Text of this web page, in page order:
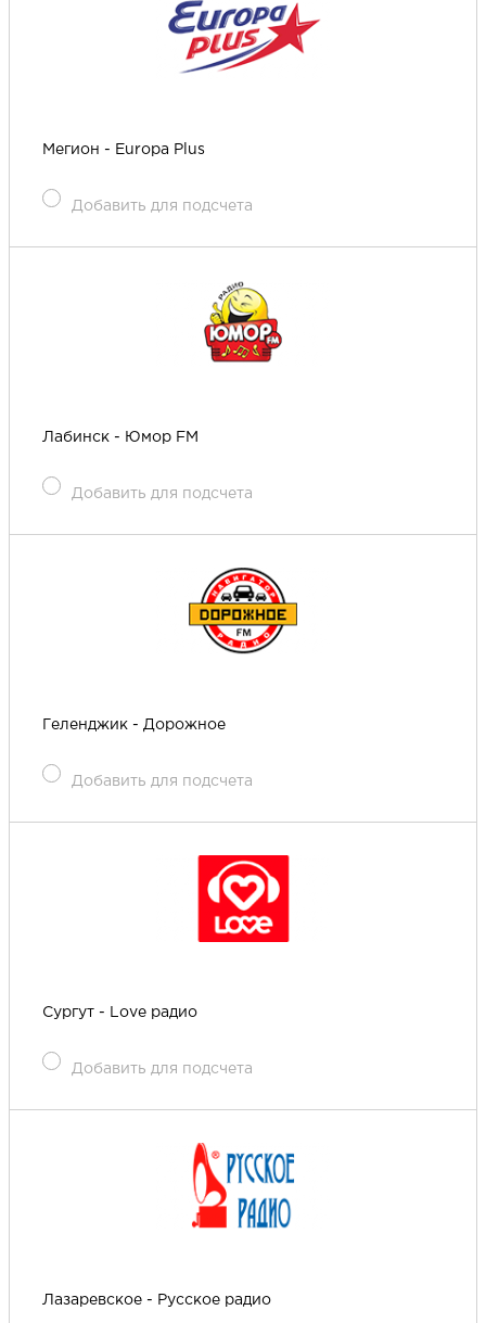
Мегион - Europa Plus
Добавить для подсчета
Лабинск - Юмор FM
Добавить для подсчета
Геленджик - Дорожное
Добавить для подсчета
Сургут - Love радио
Добавить для подсчета
Лазаревское - Русское радио